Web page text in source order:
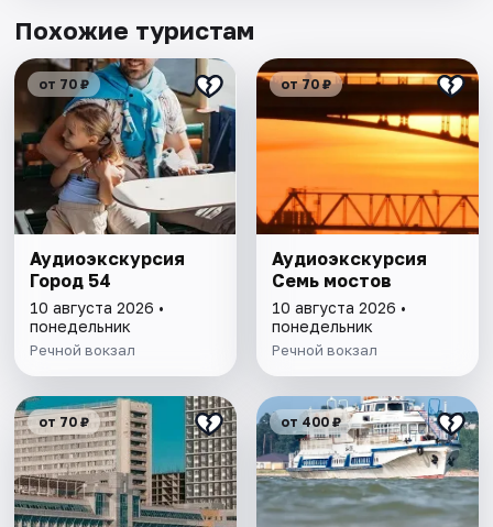
Похожие туристам
от 70 ₽
Аудиоэкскурсия
Город 54
10 августа 2026 •
понедельник
Речной вокзал
от 70 ₽
Аудиоэкскурсия
Семь мостов
10 августа 2026 •
понедельник
Речной вокзал
от 70 ₽ от 400 ₽